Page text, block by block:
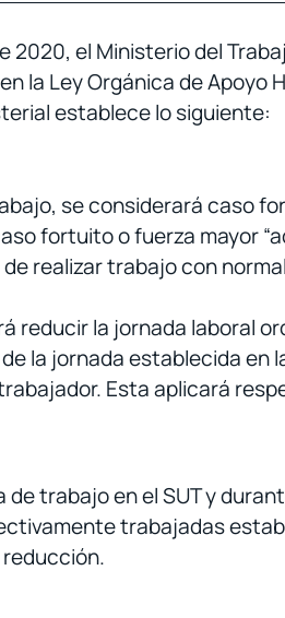
2020, el Ministerio del
la Ley Orgánica de Apoyo
establece lo siguiente:
se considerará caso
fortuito o fuerza mayor
realizar trabajo con
reducir la jornada laboral
la jornada establecida en
Esta aplicará
trabajo en el SUT y
trabajadas